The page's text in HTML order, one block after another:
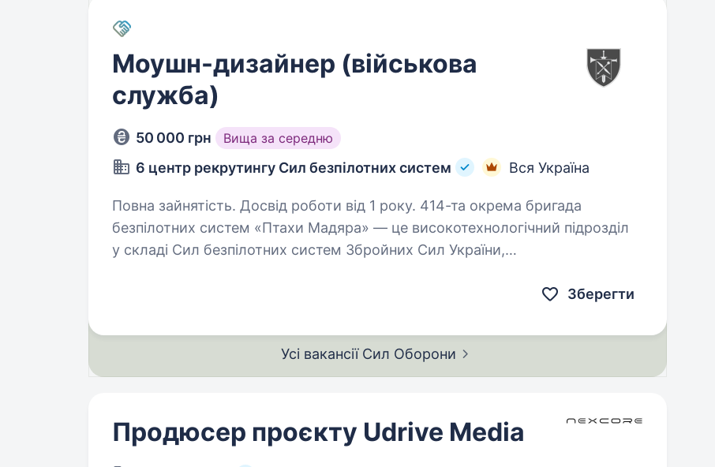
Моушн-дизайнер (військова
служба)
50 000 грн Вища за середню
6 центр рекрутингу Сил безпілотних систем Вся Україна
Повна зайнятість. Досвід роботи від 1 року. 414-та окрема бригада
безпілотних систем «Птахи Мадяра» — це високотехнологічний підрозділ
у складі Сил безпілотних систем Збройних Сил України,
Зберегти
Усі вакансії Сил Оборони
Продюсер проєкту Udrive Media